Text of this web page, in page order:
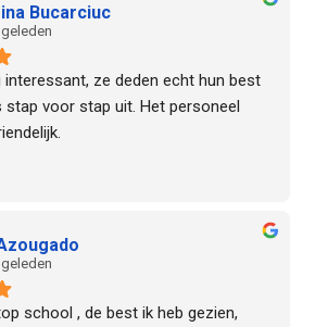
Bucarciuc
interessant, ze deden echt hun best
stap voor stap uit. Het personeel
school , de best ik heb gezien,